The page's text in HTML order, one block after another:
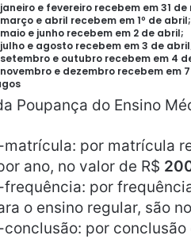
e fevereiro recebem em 31 de
e abril recebem em 1º de abril;
e junho recebem em 2 de abril;
e agosto recebem em 3 de
e outubro recebem em 4
e dezembro recebem em
Poupança do Ensino
por matrícula
ano, no valor de R$
por
o ensino regular, são
por